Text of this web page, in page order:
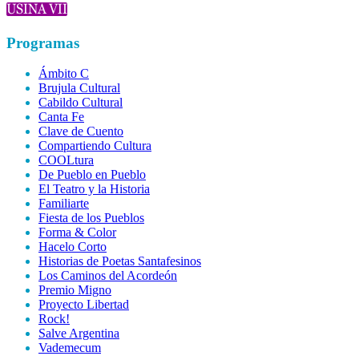
Programas
Ámbito C
Brujula Cultural
Cabildo Cultural
Canta Fe
Clave de Cuento
Compartiendo Cultura
COOLtura
De Pueblo en Pueblo
El Teatro y la Historia
Familiarte
Fiesta de los Pueblos
Forma & Color
Hacelo Corto
Historias de Poetas Santafesinos
Los Caminos del Acordeón
Premio Migno
Proyecto Libertad
Rock!
Salve Argentina
Vademecum